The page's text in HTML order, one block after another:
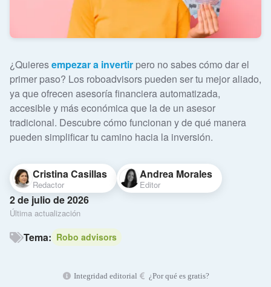
¿Quieresempezar a invertir pero no sabes cómo dar el
primer paso? Los roboadvisors pueden ser tu mejor aliado,
ya que ofrecen asesoría financiera automatizada,
accesible y más económica que la de un asesor
tradicional. Descubre cómo funcionan y de qué manera
pueden simplificar tu camino hacia la inversión.
Cristina Casillas
Redactor
Andrea Morales
Editor
2 de julio de 2026
Última actualización
Tema: Robo advisors
Integridad editorial ¿Por qué es gratis?